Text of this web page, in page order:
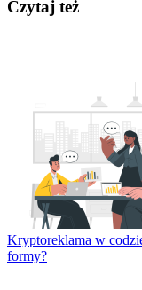
Czytaj też
Kryptoreklama w
formy?